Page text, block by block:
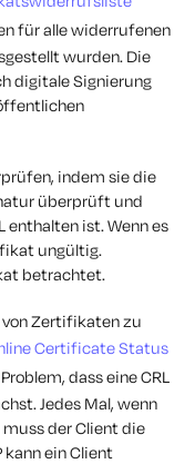
für alle widerrufenen
wurden. Die
digitale Signierung
indem sie die
überprüft und
ist. Wenn es
ungültig.
betrachtet.
Zertifikaten zu
Certificate Status
dass eine CRL
Jedes Mal, wenn
der Client die
kann ein Client